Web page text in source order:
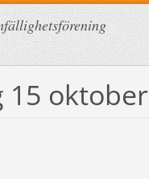
15 oktober